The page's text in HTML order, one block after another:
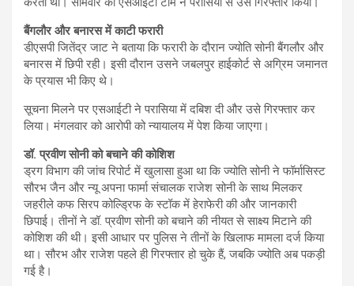
बैंगलौर और बनारस में काटी फरारी
डीएसपी जितेंद्र जाट ने बताया कि फरारी के दौरान ज्योति सोनी बैंगलौर और
बनारस में छिपी रही। इसी दौरान उसने जबलपुर हाईकोर्ट से अग्रिम जमानत
के प्रयास भी किए थे।
सूचना मिलने पर एसआईटी ने परासिया में दबिश दी और उसे गिरफ्तार कर
लिया। मंगलवार को आरोपी को न्यायालय में पेश किया जाएगा।
डॉ. प्रवीण सोनी को बचाने की कोशिश
ड्रग विभाग की जांच रिपोर्ट में खुलासा हुआ था कि ज्योति सोनी ने फॉर्मासिस्ट
सौरभ जैन और न्यू अपना फार्मा संचालक राजेश सोनी के साथ मिलकर
जहरीले कफ सिरप कोल्ड्रिफ के स्टॉक में हेराफेरी की और जानकारी
छिपाई। तीनों ने डॉ. प्रवीण सोनी को बचाने की नीयत से साक्ष्य मिटाने की
कोशिश की थी। इसी आधार पर पुलिस ने तीनों के खिलाफ मामला दर्ज किया
था। सौरभ और राजेश पहले ही गिरफ्तार हो चुके हैं, जबकि ज्योति अब पकड़ी
गई है।